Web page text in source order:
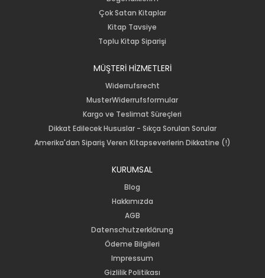
Çok Satan Kitaplar
Kitap Tavsiye
Toplu Kitap Siparişi
MÜŞTERİ HİZMETLERİ
Widerrufsrecht
MusterWiderrufsformular
Kargo ve Teslimat Süreçleri
Dikkat Edilecek Hususlar - Sıkça Sorulan Sorular
Amerika'dan Sipariş Veren Kitapseverlerin Dikkatine (!)
KURUMSAL
Blog
Hakkımızda
AGB
Datenschutzerklärung
Ödeme Bilgileri
Impressum
Gizlilik Politikası